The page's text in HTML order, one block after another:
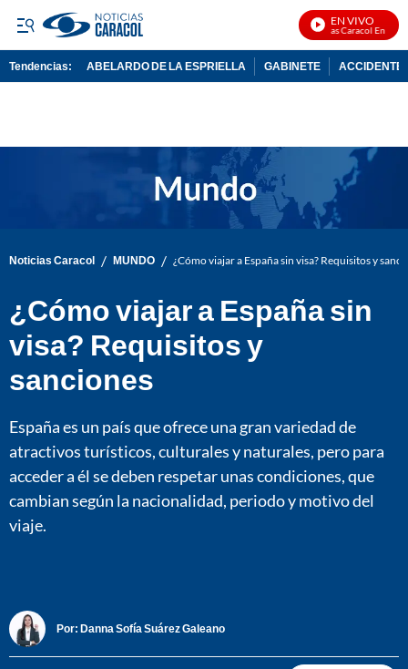
EN VIVO
Noticias Caracol En Vivo
Tendencias: ABELARDO DE LA ESPRIELLA GABINETE ACCIDENTE
Noticias Caracol / MUNDO / ¿Cómo viajar a España sin visa? Requisitos y
¿Cómo viajar a España sin
visa? Requisitos y
sanciones
España es un país que ofrece una gran variedad de
atractivos turísticos, culturales y naturales, pero para
acceder a él se deben respetar unas condiciones, que
cambian según la nacionalidad, periodo y motivo del
viaje.
Por: Danna Sofía Suárez Galeano